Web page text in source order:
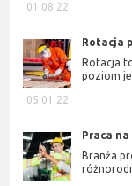
01.08.22
05.01.22
Rotacja
Rotacja
poziom
Praca
Branża